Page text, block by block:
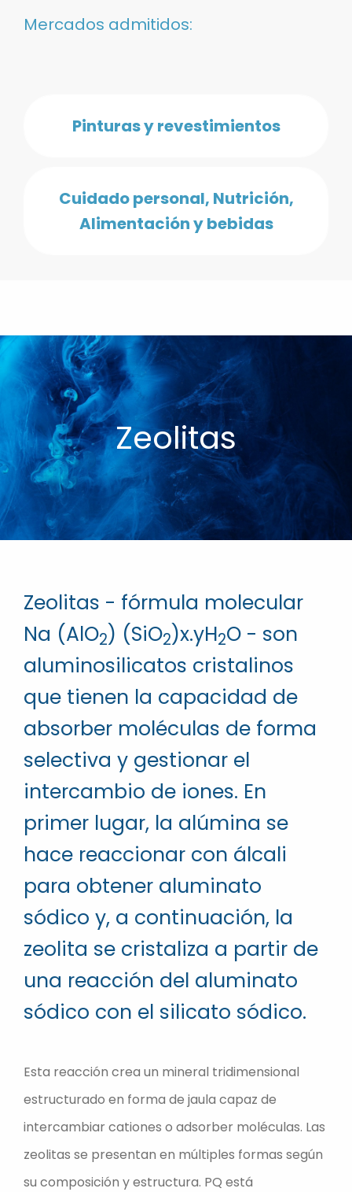
Mercados admitidos:
Pinturas y revestimientos
Cuidado personal, Nutrición,
Alimentación y bebidas
Zeolitas
Zeolitas - fórmula molecular
Na (AlO2) (SiO2)x.yH2O - son
aluminosilicatos cristalinos
que tienen la capacidad de
absorber moléculas de forma
selectiva y gestionar el
intercambio de iones. En
primer lugar, la alúmina se
hace reaccionar con álcali
para obtener aluminato
sódico y, a continuación, la
zeolita se cristaliza a partir de
una reacción del aluminato
sódico con el silicato sódico.
Esta reacción crea un mineral tridimensional
estructurado en forma de jaula capaz de
intercambiar cationes o adsorber moléculas. Las
zeolitas se presentan en múltiples formas según
su composición y estructura. PQ está